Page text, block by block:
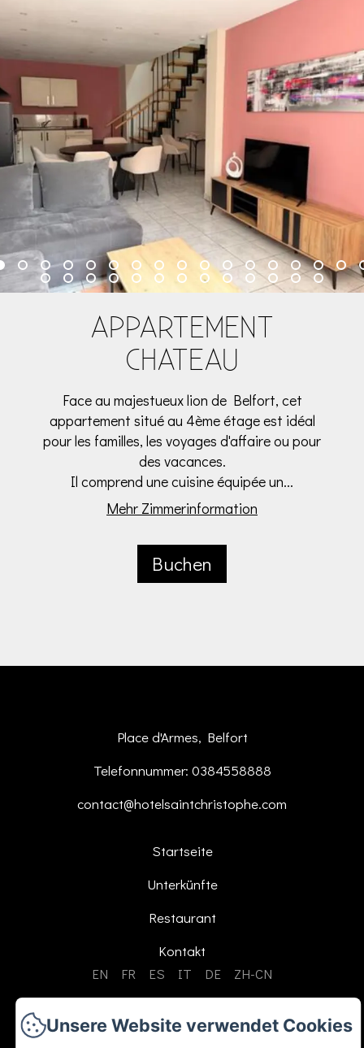
APPARTEMENT
CHATEAU
Face au majestueux lion de Belfort, cet
appartement situé au 4ème étage est idéal
pour les familles, les voyages d'affaire ou pour
des vacances.
Il comprend une cuisine équipée un...
Mehr Zimmerinformation
Buchen
Place d'Armes, Belfort
Telefonnummer: 0384558888
contact@hotelsaintchristophe.com
Startseite
Unterkünfte
Restaurant
Kontakt
EN
FR ES IT DE ZH-CN
Unsere Website verwendet Cookies